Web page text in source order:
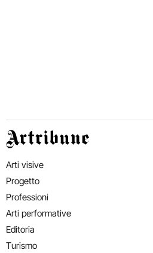
Artribune
Arti visive
Progetto
Professioni
Arti performative
Editoria
Turismo